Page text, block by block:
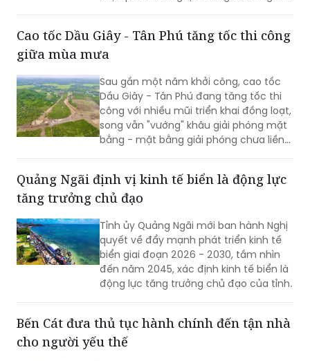
Cao tốc Dầu Giây - Tân Phú tăng tốc thi công
giữa mùa mưa
Sau gần một năm khởi công, cao tốc
Dầu Giây - Tân Phú đang tăng tốc thi
công với nhiều mũi triển khai đồng loạt,
song vẫn "vướng" khâu giải phóng mặt
bằng - mặt bằng giải phóng chưa liền
Quảng Ngãi định vị kinh tế biển là động lực
tăng trưởng chủ đạo
Tỉnh ủy Quảng Ngãi mới ban hành Nghị
quyết về đẩy mạnh phát triển kinh tế
biển giai đoạn 2026 - 2030, tầm nhìn
đến năm 2045, xác định kinh tế biển là
động lực tăng trưởng chủ đạo của tỉnh.
Bến Cát đưa thủ tục hành chính đến tận nhà
cho người yếu thế